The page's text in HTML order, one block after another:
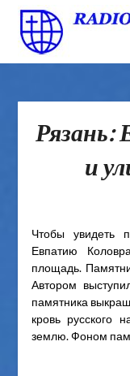
Рязань:
и
Чтобы увидеть
Евпатию
площадь.
Автором
памятника
кровь русского
землю. Фоном